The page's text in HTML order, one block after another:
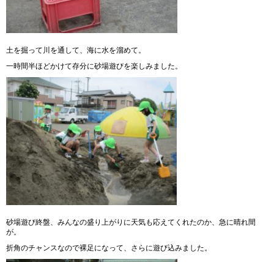
土を掘って川を通して、海に水を溜めて。
一時間半ほどかけて存分に砂場遊びを楽しみました。
砂場遊び終盤、みんなの盛り上がりに天気も応えてくれたのか、急に晴れ間
が。
折角のチャンスなので裸足になって、さらに遊び込みました。